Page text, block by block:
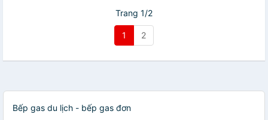
Trang 1/2
1 2
Bếp gas du lịch - bếp gas đơn